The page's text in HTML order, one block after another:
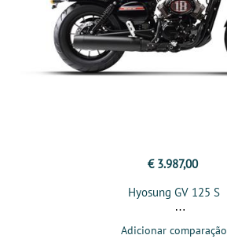
€ 3.987,00
Hyosung GV 125 S
Adicionar comparação